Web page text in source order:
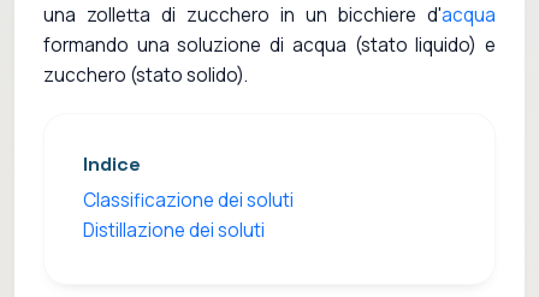
una zolletta di zucchero in un bicchiere d'acqua
formando una soluzione di acqua (stato liquido) e
zucchero (stato solido).
Indice
Classificazione dei soluti
Distillazione dei soluti